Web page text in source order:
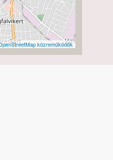
közreműködők